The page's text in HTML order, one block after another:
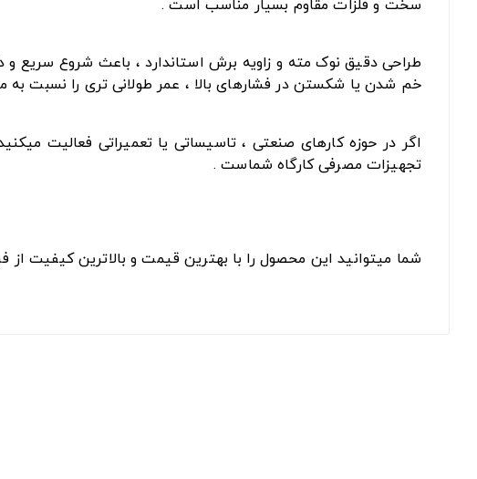
سخت و فلزات مقاوم بسیار مناسب است .
طراحی دقیق نوک مته و زاویه برش استاندارد ، باعث شروع سریع
خم شدن یا شکستن در فشارهای بالا ، عمر طولانی تری را نسبت
اگر در حوزه کارهای صنعتی ، تاسیساتی یا تعمیراتی فعالیت
تجهیزات مصرفی کارگاه شماست .
شما میتوانید این محصول را با بهترین قیمت و بالاترین کیفیت از